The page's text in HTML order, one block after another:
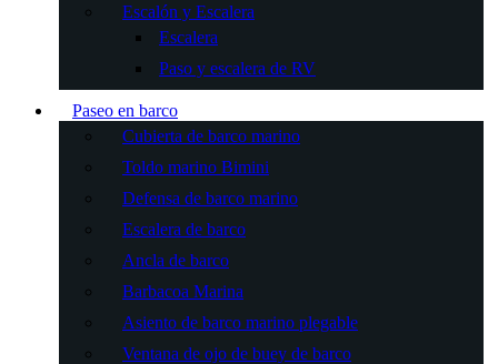
Escalón y Escalera
Escalera
Paso y escalera de RV
Paseo en barco
Cubierta de barco marino
Toldo marino Bimini
Defensa de barco marino
Escalera de barco
Ancla de barco
Barbacoa Marina
Asiento de barco marino plegable
Ventana de ojo de buey de barco